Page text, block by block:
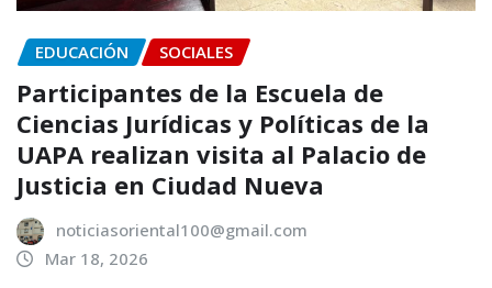
EDUCACIÓN SOCIALES
Participantes de la Escuela de
Ciencias Jurídicas y Políticas de la
UAPA realizan visita al Palacio de
Justicia en Ciudad Nueva
noticiasoriental100@gmail.com
Mar 18, 2026